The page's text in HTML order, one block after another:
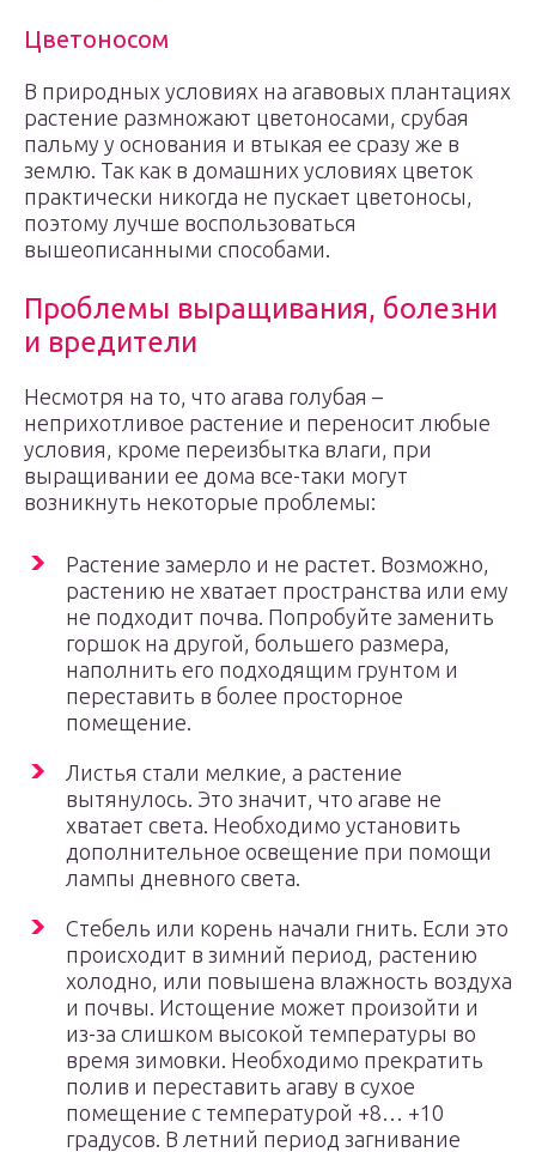
Цветоносом
В природных условиях на агавовых плантациях
растение размножают цветоносами, срубая
пальму у основания и втыкая ее сразу же в
землю. Так как в домашних условиях цветок
практически никогда не пускает цветоносы,
поэтому лучше воспользоваться
вышеописанными способами.
Проблемы выращивания, болезни
и вредители
Несмотря на то, что агава голубая –
неприхотливое растение и переносит любые
условия, кроме переизбытка влаги, при
выращивании ее дома все-таки могут
возникнуть некоторые проблемы:
Растение замерло и не растет. Возможно,
растению не хватает пространства или ему
не подходит почва. Попробуйте заменить
горшок на другой, большего размера,
наполнить его подходящим грунтом и
переставить в более просторное
помещение.
Листья стали мелкие, а растение
вытянулось. Это значит, что агаве не
хватает света. Необходимо установить
дополнительное освещение при помощи
лампы дневного света.
Стебель или корень начали гнить. Если это
происходит в зимний период, растению
холодно, или повышена влажность воздуха
и почвы. Истощение может произойти и
из-за слишком высокой температуры во
время зимовки. Необходимо прекратить
полив и переставить агаву в сухое
помещение с температурой +8… +10
градусов. В летний период загнивание